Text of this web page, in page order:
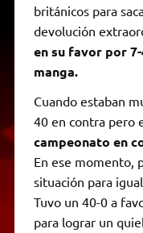
británicos para
devolución
en su favor por
manga.
Cuando estaban
40 en contra pero
campeonato en
En ese momento,
situación para
Tuvo un 40-0 a
para lograr un